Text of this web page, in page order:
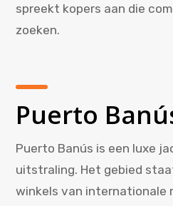
spreekt kopers aan die
zoeken.
Puerto
Puerto Banús is een luxe
uitstraling. Het gebied
winkels van internationale